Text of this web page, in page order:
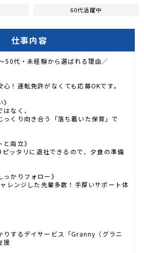
60代活躍中
仕事内容
50代・未経験から選ばれる理由／
！運転免許がなくても応募OKです。
なく、
っくり向き合う「落ち着いた保育」で
と両立》
ッタリに退社できるので、夕食の準備
っかりフォロー》
レンジした先輩多数！手厚いサポート体
りするデイサービス「Granny（グラニ
援